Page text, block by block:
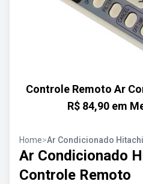
Controle Remoto Ar
R$ 84,90 em
Home>Ar Condicionado
Ar Condicionado
Controle Remoto